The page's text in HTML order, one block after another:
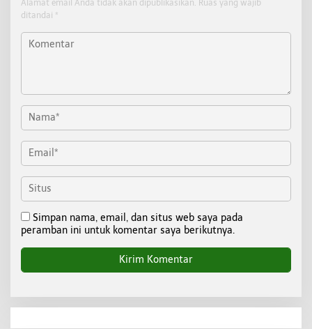
Alamat email Anda tidak akan dipublikasikan. Ruas yang wajib
ditandai *
Simpan nama, email, dan situs web saya pada
peramban ini untuk komentar saya berikutnya.